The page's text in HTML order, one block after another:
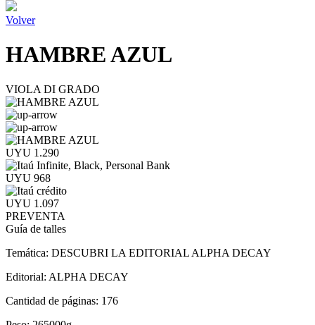
Volver
HAMBRE AZUL
VIOLA DI GRADO
UYU 1.290
UYU 968
UYU 1.097
PREVENTA
Guía de talles
Temática: DESCUBRI LA EDITORIAL ALPHA DECAY
Editorial: ALPHA DECAY
Cantidad de páginas: 176